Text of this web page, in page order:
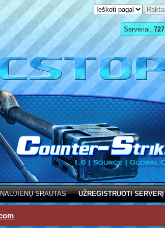
Serveriai: 727
NAUJIENŲ SRAUTAS UŽREGISTRUOTI SERVERĮ